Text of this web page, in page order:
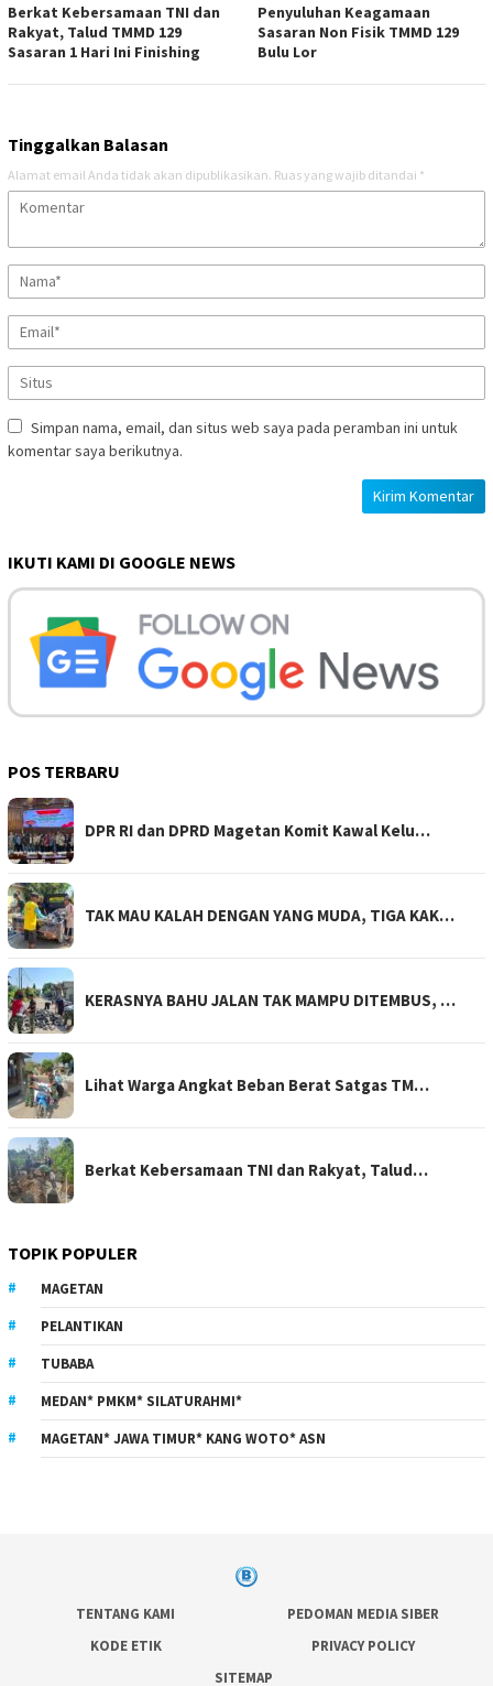
Berkat Kebersamaan TNI dan
Rakyat, Talud TMMD 129
Sasaran 1 Hari Ini Finishing
Penyuluhan Keagamaan
Sasaran Non Fisik TMMD 129
Bulu Lor
Tinggalkan Balasan
Alamat email Anda tidak akan dipublikasikan. Ruas yang wajib ditandai *
Simpan nama, email, dan situs web saya pada peramban ini untuk
komentar saya berikutnya.
IKUTI KAMI DI GOOGLE NEWS
POS TERBARU
DPR RI dan DPRD Magetan Komit Kawal Kelu…
TAK MAU KALAH DENGAN YANG MUDA, TIGA KAK…
KERASNYA BAHU JALAN TAK MAMPU DITEMBUS, …
Lihat Warga Angkat Beban Berat Satgas TM…
Berkat Kebersamaan TNI dan Rakyat, Talud…
TOPIK POPULER
MAGETAN
PELANTIKAN
TUBABA
MEDAN* PMKM* SILATURAHMI*
MAGETAN* JAWA TIMUR* KANG WOTO* ASN
TENTANG KAMI
PEDOMAN MEDIA SIBER
KODE ETIK
PRIVACY POLICY
SITEMAP